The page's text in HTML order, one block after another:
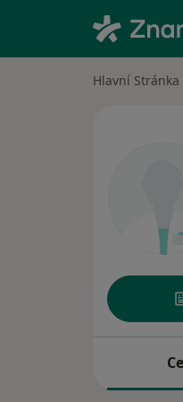
Hlavní Stránka